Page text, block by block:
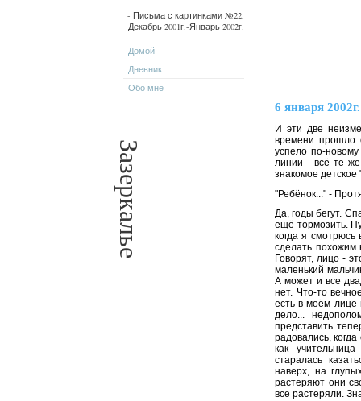
- Письма с картинками №22,
Декабрь 2001г.-Январь 2002г.
Домой
Дневник
Обо мне
Зазеркалье
6 января 2002г.
И эти две
времени прошло
успело по-
линии - всё те
знакомое детское
"Ребёнок..." -
Да, годы бегут.
ещё тормозить.
когда я смотрюсь
сделать похожим
Говорят, лицо -
маленький
А может и все
нет. Что-то
есть в моём лице
дело...
представить
радовались,
как
старалась
наверх, на
растеряют они
все растеряли.